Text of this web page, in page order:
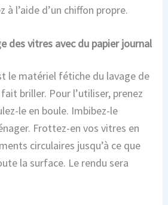
l’aide d’un chiffon propre.
des vitres avec du papier journal
le matériel fétiche du lavage de
briller. Pour l’utiliser, prenez
le en boule. Imbibez-le
Frottez-en vos vitres en
circulaires jusqu’à ce que
la surface. Le rendu sera